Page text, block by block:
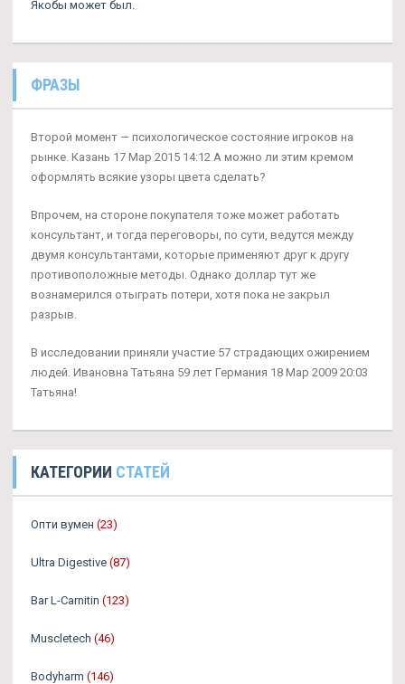
Якобы может был.
ФРАЗЫ
Второй момент — психологическое состояние игроков на
рынке. Казань 17 Мар 2015 14:12 А можно ли этим кремом
оформлять всякие узоры цвета сделать?
Впрочем, на стороне покупателя тоже может работать
консультант, и тогда переговоры, по сути, ведутся между
двумя консультантами, которые применяют друг к другу
противоположные методы. Однако доллар тут же
вознамерился отыграть потери, хотя пока не закрыл
разрыв.
В исследовании приняли участие 57 страдающих ожирением
людей. Ивановна Татьяна 59 лет Германия 18 Мар 2009 20:03
Татьяна!
КАТЕГОРИИ СТАТЕЙ
Опти вумен (23)
Ultra Digestive (87)
Bar L-Carnitin (123)
Muscletech (46)
Bodyharm (146)